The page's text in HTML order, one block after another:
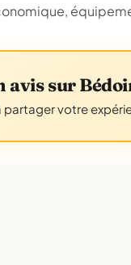
avis sur
partager votre